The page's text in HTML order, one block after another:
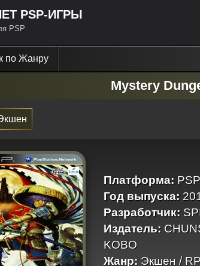
PSP-ИГРЫ
PSP
по Жанру
Mystery
Платформа: PSP
Год выпуска:
Разработчик:
Издатель:
KOBO
Жанр: Экшен /